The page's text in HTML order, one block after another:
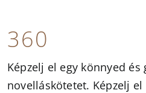
360
Képzelj el egy könnyed és
novelláskötetet. Képzelj